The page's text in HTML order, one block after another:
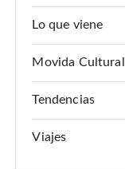
Lo que viene
Movida Cultural
Tendencias
Viajes